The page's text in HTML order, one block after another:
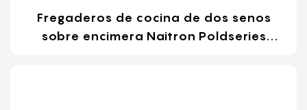
Fregaderos de cocina de dos senos
sobre encimera Naitron Poldseries